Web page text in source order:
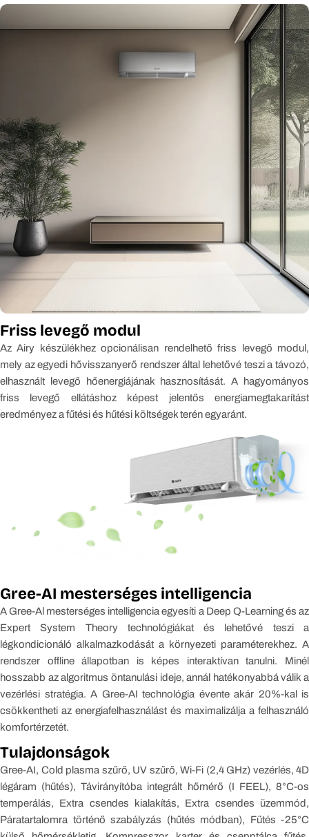
Friss levegő modul
Az Airy készülékhez opcionálisan rendelhető friss levegő modul,
mely az egyedi hővisszanyerő rendszer által lehetővé teszi a távozó,
elhasznált levegő hőenergiájának hasznosítását. A hagyományos
friss levegő ellátáshoz képest jelentős energiamegtakarítást
eredményez a fűtési és hűtési költségek terén egyaránt.
Gree-AI mesterséges intelligencia
A Gree-Al mesterséges intelligencia egyesíti a Deep Q-Learning és az
Expert System Theory technológiákat és lehetővé teszi a
légkondicionáló alkalmazkodását a környezeti paraméterekhez. A
rendszer offline állapotban is képes interaktívan tanulni. Minél
hosszabb az algoritmus öntanulási ideje, annál hatékonyabbá válik a
vezérlési stratégia. A Gree-AI technológia évente akár 20%-kal is
csökkentheti az energiafelhasználást és maximalizálja a felhasználó
komfortérzetét.
Tulajdonságok
Gree-AI, Cold plasma szűrő, UV szűrő, Wi-Fi (2,4 GHz) vezérlés, 4D
légáram (hűtés), Távirányítóba integrált hőmérő (I FEEL), 8°C-os
temperálás, Extra csendes kialakítás, Extra csendes üzemmód,
Páratartalomra történő szabályzás (hűtés módban), Fűtés -25°C